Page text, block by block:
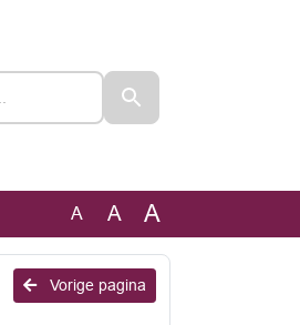
A A A
Vorige pagina